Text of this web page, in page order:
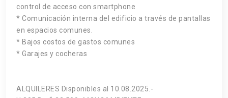
control de acceso con smartphone
* Comunicación interna del edificio a través de pantallas
en espacios comunes.
* Bajos costos de gastos comunes
* Garajes y cocheras
ALQUILERES Disponibles al 10.08.2025.-